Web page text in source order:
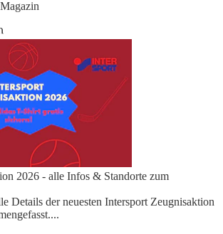
2026 - alle Infos & Standorte zum
Details der neuesten Intersport Zeugnisaktion
...